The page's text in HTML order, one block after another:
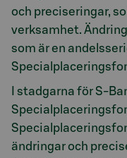
och preciseringar,
verksamhet.
som är en
I stadgarna för S-
ändringar och